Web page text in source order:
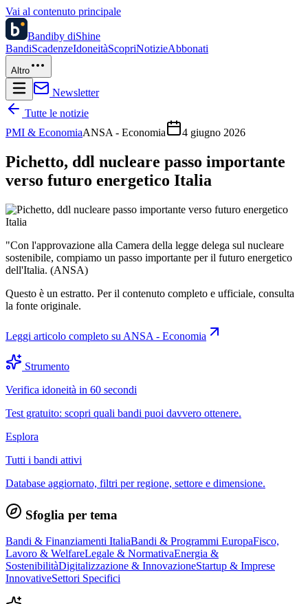
Vai al contenuto principale
Bandiby diShine
BandiScadenzeIdoneitàScopriNotizieAbbonati
Altro
Newsletter
Tutte le notizie
PMI & EconomiaANSA - Economia 4 giugno 2026
Pichetto, ddl nucleare passo importante
verso futuro energetico Italia
"Con l'approvazione alla Camera della legge delega sul nucleare
sostenibile, compiamo un passo importante per il futuro energetico
dell'Italia. (ANSA)
Questo è un estratto. Per il contenuto completo e ufficiale, consulta
la fonte originale.
Leggi articolo completo su ANSA - Economia
Strumento
Verifica idoneità in 60 secondi
Test gratuito: scopri quali bandi puoi davvero ottenere.
Esplora
Tutti i bandi attivi
Database aggiornato, filtri per regione, settore e dimensione.
Sfoglia per tema
Bandi & Finanziamenti ItaliaBandi & Programmi EuropaFisco,
Lavoro & WelfareLegale & NormativaEnergia &
SostenibilitàDigitalizzazione & InnovazioneStartup & Imprese
InnovativeSettori Specifici